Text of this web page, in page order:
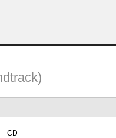
CD